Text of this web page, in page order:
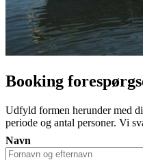
Booking
Udfyld formen herunder med
periode og antal personer. Vi
Navn